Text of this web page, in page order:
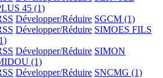
45 (1)
Développer/Réduire SGCM (1)
Développer/Réduire SIMOES FILS
Développer/Réduire SIMON
(1)
Développer/Réduire SNCMG (1)